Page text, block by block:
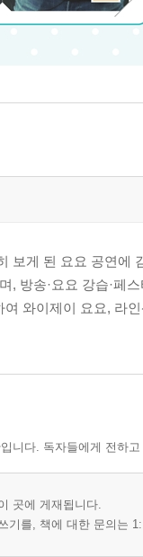
보게 된 요요 공연에
, 방송·요요 강습·페
와이제이 요요, 라
니다. 독자들에게 전하
곳에 게재됩니다.
기를, 책에 대한 문의는